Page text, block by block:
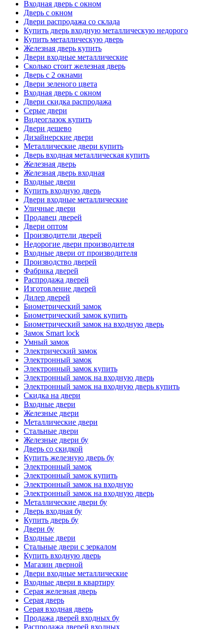
Входная дверь с окном
Дверь с окном
Двери распродажа со склада
Купить дверь входную металлическую недорого
Купить металлическую дверь
Железная дверь купить
Двери входные металлические
Сколько стоит железная дверь
Дверь с 2 окнами
Двери зеленого цвета
Входная дверь с окном
Двери скидка распродажа
Серые двери
Видеоглазок купить
Двери дешево
Дизайнерские двери
Металлические двери купить
Дверь входная металлическая купить
Железная дверь
Железная дверь входная
Входные двери
Купить входную дверь
Двери входные металлические
Уличные двери
Продавец дверей
Двери оптом
Производители дверей
Недорогие двери производителя
Входные двери от производителя
Производство дверей
Фабрика дверей
Распродажа дверей
Изготовление дверей
Дилер дверей
Биометрический замок
Биометрический замок купить
Биометрический замок на входную дверь
Замок Smart lock
Умный замок
Электрический замок
Электронный замок
Электронный замок купить
Электронный замок на входную дверь
Электронный замок на входную дверь купить
Скидка на двери
Входные двери
Железные двери
Металлические двери
Стальные двери
Железные двери бу
Дверь со скидкой
Купить железную дверь бу
Электронный замок
Электронный замок купить
Электронный замок на входную
Электронный замок на входную дверь
Металлические двери бу
Дверь входная бу
Купить дверь бу
Двери бу
Входные двери
Стальные двери с зеркалом
Купить входную дверь
Магазин дверной
Двери входные металлические
Входные двери в квартиру
Серая железная дверь
Серая дверь
Серая входная дверь
Продажа дверей входных бу
Распродажа дверей входных